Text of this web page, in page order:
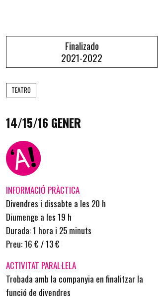
Finalizado
2021-2022
TEATRO
14/15/16 GENER
INFORMACIÓ PRÀCTICA
Divendres i dissabte a les 20 h
Diumenge a les 19 h
Durada: 1 hora i 25 minuts
Preu: 16 € / 13 €
ACTIVITAT PARAL·LELA
Trobada amb la companyia en finalitzar la
funció de divendres